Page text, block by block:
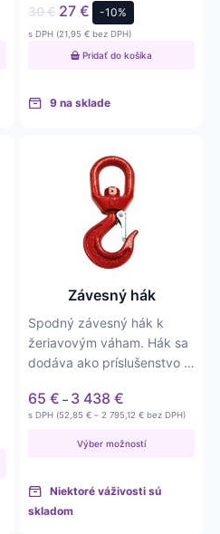
Ideálna pre…
30€ 27 € -10%
s DPH (21,95 € bez DPH)
Pridať do košíka
9 na sklade
Závesný hák
Spodný závesný hák k
žeriavovým váham. Hák sa
dodáva ako príslušenstvo k
65 € – 3 438 €
range:
through
s DPH (52,85 € – 2 795,12 €Price
52,85 €
bez DPH)
Výber možností
variantov.
môžete
na
stránke
produktu.
Niektoré váživosti sú
skladom